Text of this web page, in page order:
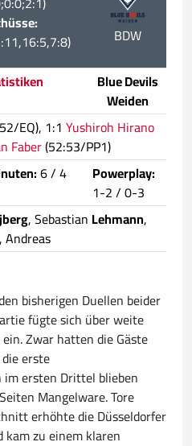
BDW
Blue Devils
Weiden
EQ), 1:1Yushiroh Hirano
Faber(52:53/PP1)
6 / 4
Powerplay:
1-2 / 0-3
, Sebastian Lehmann,
Andreas
bisherigen Duellen beider
fügte sich über weite
Zwar hatten die Gäste
erste
im ersten Drittel blieben
Mangelware. Tore
erhöhte die Düsseldorfer
kam zu einem klaren